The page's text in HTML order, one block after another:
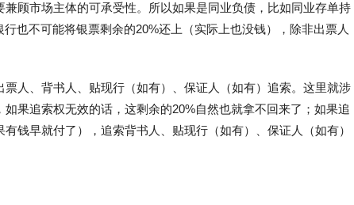
顾市场主体的可承受性。所以如果是同业负债，比如同业存单持
也不可能将银票剩余的20%还上（实际上也没钱），除非出票人
人、背书人、贴现行（如有）、保证人（如有）追索。这里就涉
果追索权无效的话，这剩余的20%自然也就拿不回来了；如果追
钱早就付了），追索背书人、贴现行（如有）、保证人（如有）